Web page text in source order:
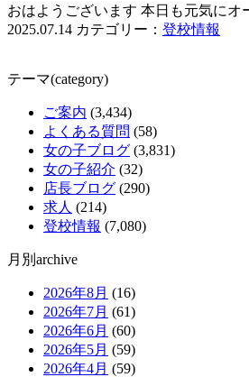
おはようございます 本日も元気にオ
2025.07.14 カテゴリー： 登校情報
テーマ(category)
ご案内 (3,434)
よくある質問 (58)
女の子ブログ (3,831)
女の子紹介 (32)
店長ブログ (290)
求人 (214)
登校情報 (7,080)
月別archive
2026年8月 (16)
2026年7月 (61)
2026年6月 (60)
2026年5月 (59)
2026年4月 (59)